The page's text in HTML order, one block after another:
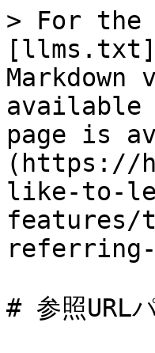
> For the
available
page is
(https://
like-to-
features/
# 参照URL